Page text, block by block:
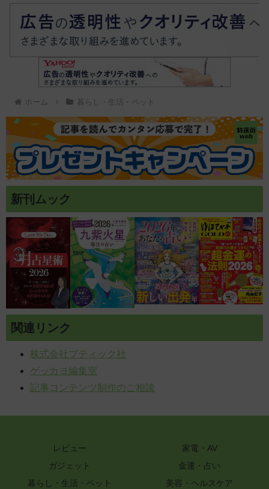
ホーム 暮らし・生活・ペット
新刊ムック
関連リンク
株式会社ブティック社
ゲッカヨ編集室
記事コンテンツ制作のご相談
レビュー
家電・AV
ガジェット
金運・占い
暮らし・生活・ペット
美容・ヘルスケア